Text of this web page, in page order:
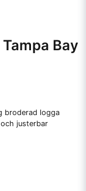
Bay
broderad logga
justerbar